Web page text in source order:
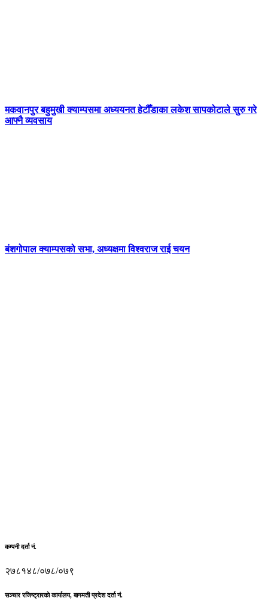
मकवानपुर बहुमुखी क्याम्पसमा अध्ययनत हेटौँडाका लकेश सापकोटाले सुरु गरे
आफ्नै व्यवसाय
बंशगोपाल क्याम्पसको सभा, अध्यक्षमा विश्वराज राई चयन
कम्पनी दर्ता नं.
२७८१४८/०७८/०७९
सञ्चार रजिष्ट्रारकाे कार्यालय, बागमती प्रदेश दर्ता नं.